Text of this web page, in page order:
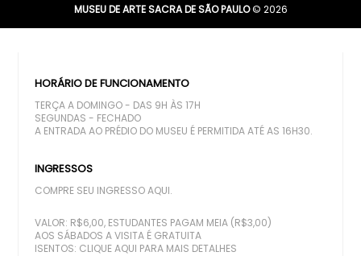
MUSEU DE ARTE SACRA DE SÃO PAULO© 2026
HORÁRIO DE FUNCIONAMENTO
TERÇA A DOMINGO - DAS 9H ÀS 17H
SEGUNDAS - FECHADO
A ENTRADA AO PRÉDIO DO MUSEU É PERMITIDA ATÉ AS 16H30.
INGRESSOS
COMPRE SEU INGRESSO AQUI.
VALOR: R$6,00, ESTUDANTES PAGAM MEIA (R$3,00)
AOS SÁBADOS A VISITA É GRATUITA
ISENTOS: CLIQUE AQUI PARA MAIS DETALHES